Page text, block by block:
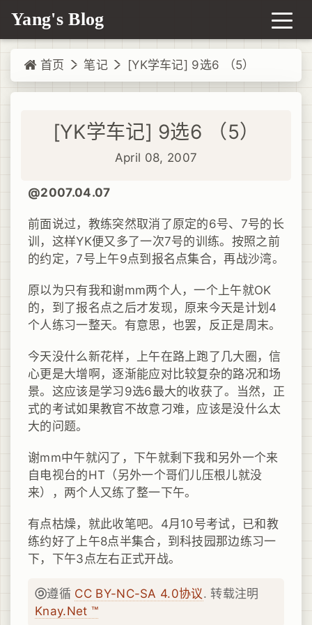
Yang's Blog
首页 笔记 [YK学车记] 9选6 （5）
[YK学车记] 9选6 （5）
April 08, 2007
@2007.04.07
前面说过，教练突然取消了原定的6号、7号的长
训，这样YK便又多了一次7号的训练。按照之前
的约定，7号上午9点到报名点集合，再战沙湾。
原以为只有我和谢mm两个人，一个上午就OK
的，到了报名点之后才发现，原来今天是计划4
个人练习一整天。有意思，也罢，反正是周末。
今天没什么新花样，上午在路上跑了几大圈，信
心更是大增啊，逐渐能应对比较复杂的路况和场
景。这应该是学习9选6最大的收获了。当然，正
式的考试如果教官不故意刁难，应该是没什么太
大的问题。
谢mm中午就闪了，下午就剩下我和另外一个来
自电视台的HT（另外一个哥们儿压根儿就没
来），两个人又练了整一下午。
有点枯燥，就此收笔吧。4月10号考试，已和教
练约好了上午8点半集合，到科技园那边练习一
下，下午3点左右正式开战。
遵循 CC BY-NC-SA 4.0协议. 转载注明
Knay.Net ™